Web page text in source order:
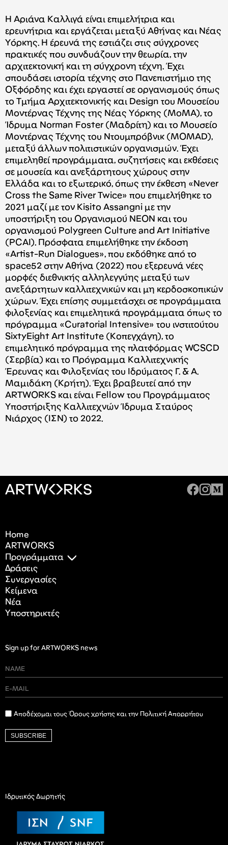
Η Αριάνα Καλλιγά είναι επιμελήτρια και
ερευνήτρια και εργάζεται μεταξύ Αθήνας και Νέας
Υόρκης. Η έρευνά της εστιάζει στις σύγχρονες
πρακτικές που συνδυάζουν την θεωρία, την
αρχιτεκτονική και τη σύγχρονη τέχνη. Έχει
σπουδάσει ιστορία τέχνης στο Πανεπιστήμιο της
Οξφόρδης και έχει εργαστεί σε οργανισμούς όπως
το Τμήμα Αρχιτεκτονικής και Design του Μουσείου
Μοντέρνας Τέχνης της Νέας Υόρκης (ΜοΜΑ), το
Ίδρυμα Norman Foster (Μαδρίτη) και το Μουσείο
Μοντέρνας Τέχνης του Ντουμπρόβνικ (MOMAD),
μεταξύ άλλων πολιτιστικών οργανισμών. Έχει
επιμεληθεί προγράμματα, συζητήσεις και εκθέσεις
σε μουσεία και ανεξάρτητους χώρους στην
Ελλάδα και το εξωτερικό, όπως την έκθεση «Never
Cross the Same River Twice» που επιμελήθηκε το
2021 μαζί με τον Kisito Assangni με την
υποστήριξη του Οργανισμού ΝΕΟΝ και του
οργανισμού Polygreen Culture and Art Initiative
(PCAI). Πρόσφατα επιμελήθηκε την έκδοση
«Artist-Run Dialogues», που εκδόθηκε από το
space52 στην Αθήνα (2022) που εξερευνά νέες
μορφές διεθνικής αλληλεγγύης μεταξύ των
ανεξάρτητων καλλιτεχνικών και μη κερδοσκοπικών
χώρων. Έχει επίσης συμμετάσχει σε προγράμματα
φιλοξενίας και επιμελητικά προγράμματα όπως το
πρόγραμμα «Curatorial Intensive» του ινστιτούτου
SixtyEight Art Institute (Κοπεγχάγη), το
επιμελητικό πρόγραμμα της πλατφόρμας WCSCD
(Σερβία) και το Πρόγραμμα Καλλιτεχνικής
Έρευνας και Φιλοξενίας του Ιδρύματος Γ. & Α.
Μαμιδάκη (Κρήτη). Έχει βραβευτεί από την
ARTWORKS και είναι Fellow του Προγράμματος
Υποστήριξης Καλλιτεχνών Ίδρυμα Σταύρος
Νιάρχος (ΙΣΝ) το 2022.
Home
ARTWORKS
Προγράμματα
Δράσεις
Συνεργασίες
Κείμενα
Nέα
Υποστηρικτές
Sign up for ARTWORKS news
Αποδέχομαι τους Όρους χρήσης και την Πολιτική Απορρήτου
SUBSCRIBE
Ιδρυτικός Δωρητής